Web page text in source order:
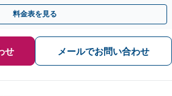
のご相談も承ります。
料金表を見る
せ メールでお問い合わせ